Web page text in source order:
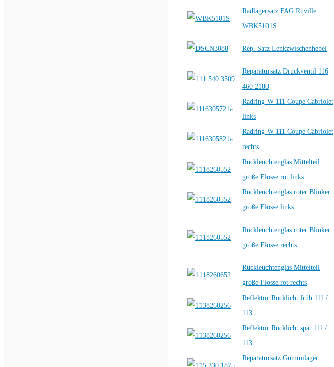
Radlagersatz FAG Ruville
WBK5101S
Rep. Satz Lenkzwischenhebel
Reparatursatz Druckventil 116
460 2180
Radring W 111 Coupe Cabriolet
links
Radring W 111 Coupe Cabriolet
rechts
Rückleuchtenglas Mittelteil
große Flosse rot links
Rückleuchtenglas roter Blinker
große Flosse links
Rückleuchtenglas roter Blinker
große Flosse rechts
Rückleuchtenglas Mittelteil
große Flosse rot rechts
Reflektor Rücklicht früh 111 /
113
Reflektor Rücklicht spät 111 /
113
Reparatursatz Gummilager